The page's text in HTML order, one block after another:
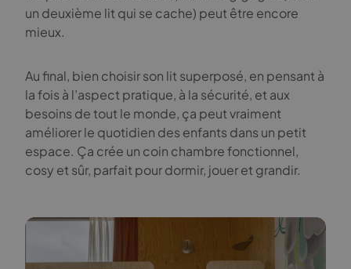
un deuxième lit qui se cache) peut être encore
mieux.
Au final, bien choisir son lit superposé, en pensant à
la fois à l’aspect pratique, à la sécurité, et aux
besoins de tout le monde, ça peut vraiment
améliorer le quotidien des enfants dans un petit
espace. Ça crée un coin chambre fonctionnel,
cosy et sûr, parfait pour dormir, jouer et grandir.